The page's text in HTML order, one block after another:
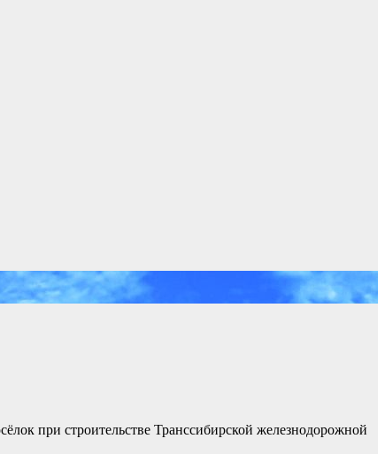
при строительстве Транссибирской железнодорожной